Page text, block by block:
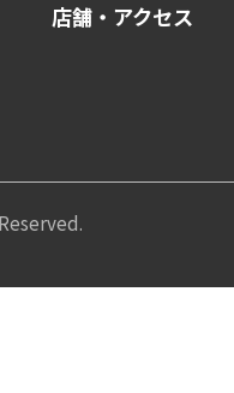
店舗・アクセス